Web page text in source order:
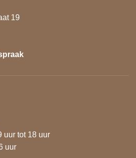
19
uur tot 18 uur
uur